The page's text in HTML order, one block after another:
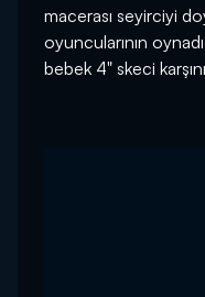
macerası seyirciyi
oyuncularının
bebek 4" skeci